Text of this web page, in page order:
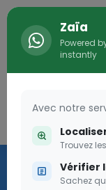
Zaïa
Powered
instantly
Avec notre
Trouvez
Vérifier
Sachez